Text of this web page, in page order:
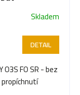
Skladem
DETAIL
O3S FO SR - bez